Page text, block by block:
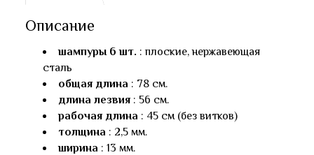
Описание
шампуры 6 шт. : плоские, нержавеющая
сталь
общая длина : 78 см.
длина лезвия : 56 см.
рабочая длина : 45 см (без витков)
толщина : 2,5 мм.
ширина : 13 мм.